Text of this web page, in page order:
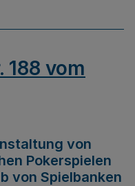
188 vom
von
Pokerspielen
von Spielbanken